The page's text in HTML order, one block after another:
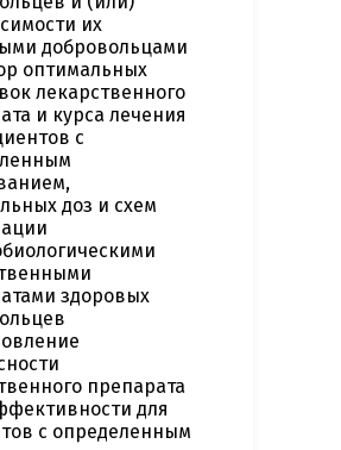
их
добровольцами
оптимальных
лекарственного
и курса лечения
с
доз и схем
здоровых
препарата
для
с определенным